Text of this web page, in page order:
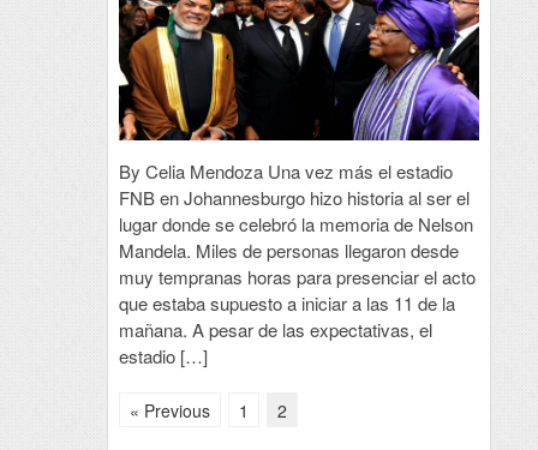
By Celia Mendoza Una vez más el estadio
FNB en Johannesburgo hizo historia al ser el
lugar donde se celebró la memoria de Nelson
Mandela. Miles de personas llegaron desde
muy tempranas horas para presenciar el acto
que estaba supuesto a iniciar a las 11 de la
mañana. A pesar de las expectativas, el
estadio […]
« Previous 1 2